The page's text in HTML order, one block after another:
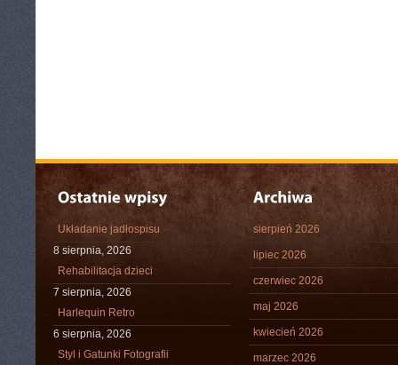
Układanie jadłospisu
8 sierpnia, 2026
Rehabilitacja dzieci
7 sierpnia, 2026
Harlequin Retro
6 sierpnia, 2026
Styl i Gatunki Fotografii
sierpień 2026
lipiec 2026
czerwiec 2026
maj 2026
kwiecień 2026
marzec 2026